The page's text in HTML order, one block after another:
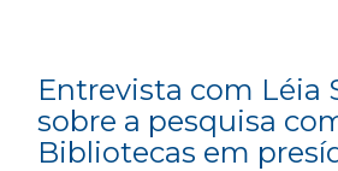
Entrevista com Léia
sobre a pesquisa
Bibliotecas em